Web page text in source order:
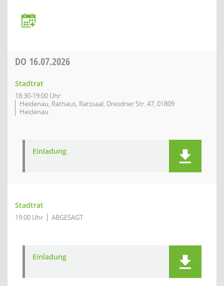
DO 16.07.2026
Stadtrat
18:30-19:00 Uhr
Heidenau, Rathaus, Ratssaal, Dresdner Str. 47, 01809
Heidenau
Einladung
Stadtrat
19:00 Uhr ABGESAGT
Einladung